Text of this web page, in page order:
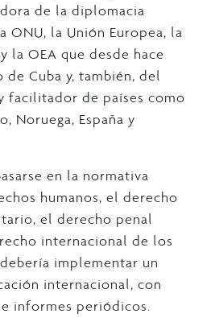
de la diplomacia
ONU, la Unión Europea, la
la OEA que desde hace
Cuba y, también, del
facilitador de países como
Noruega, España y
en la normativa
humanos, el derecho
el derecho penal
internacional de los
implementar un
internacional, con
informes periódicos.